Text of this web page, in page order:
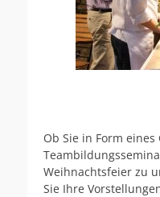
Ob Sie in Form
Weihnachtsfeier zu
Sie Ihre